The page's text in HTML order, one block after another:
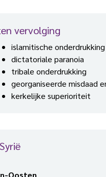
vervolging
islamitische onderdrukking
dictatoriale paranoia
tribale onderdrukking
georganiseerde misdaad
kerkelijke superioriteit
Oosten